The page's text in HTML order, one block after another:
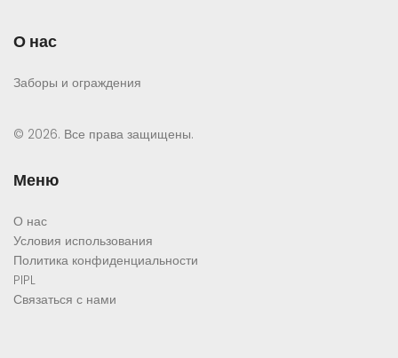
О нас
Заборы и ограждения
© 2026. Все права защищены.
Меню
О нас
Условия использования
Политика конфиденциальности
PIPL
Связаться с нами